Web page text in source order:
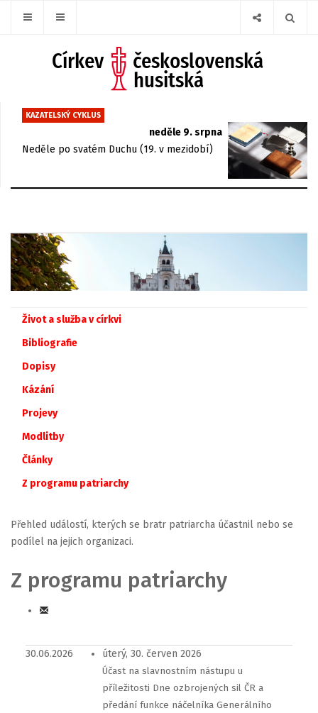
KAZATELSKÝ CYKLUS
neděle 9. srpna
Neděle po svatém Duchu (19. v mezidobí)
Život a služba v církvi
Bibliografie
Dopisy
Kázání
Projevy
Modlitby
Články
Z programu patriarchy
Přehled událostí, kterých se bratr patriarcha účastnil nebo se
podílel na jejich organizaci.
Z programu patriarchy
30.06.2026 úterý, 30. červen 2026
Účast na slavnostním nástupu u
příležitosti Dne ozbrojených sil ČR a
předání funkce náčelníka Generálního